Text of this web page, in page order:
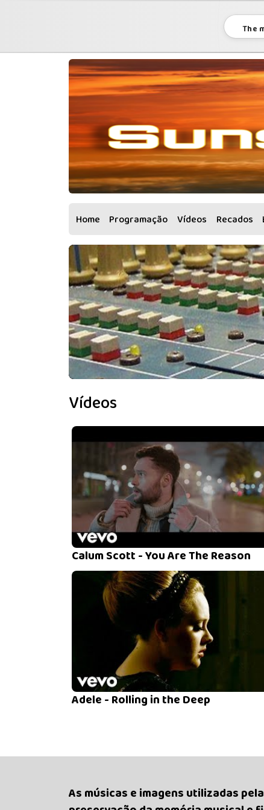
The
Home Programação Vídeos Recados
Vídeos
Calum Scott - You Are The Reason
Adele - Rolling in the Deep
As músicas e imagens utilizadas